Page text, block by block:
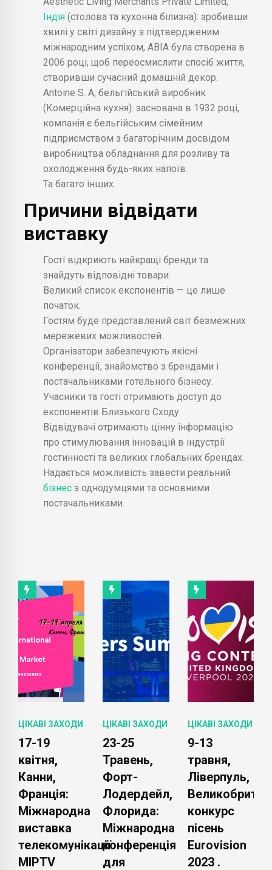
Індія (столова та кухонна білизна): зробивши
хвилі у світі дизайну з підтвердженим
міжнародним успіхом, ABIA була створена в
2006 році, щоб переосмислити спосіб життя,
створивши сучасний домашній декор.
Antoine S. A, бельгійський виробник
(Комерційна кухня): заснована в 1932 році,
компанія є бельгійським сімейним
підприємством з багаторічним досвідом
виробництва обладнання для розливу та
охолодження будь-яких напоїв.
Та багато інших.
Причини відвідати
виставку
Гості відкриють найкращі бренди та
знайдуть відповідні товари.
Великий список експонентів — це лише
початок.
Гостям буде представлений світ безмежних
мережевих можливостей.
Організатори забезпечують якісні
конференції, знайомство з брендами і
постачальниками готельного бізнесу.
Учасники та гості отримають доступ до
експонентів Близького Сходу
Відвідувачі отримають цінну інформацію
про стимулювання інновацій в індустрії
гостинності та великих глобальних брендах.
Надається можливість завести реальний
бізнес з однодумцями та основними
постачальниками.
ЦІКАВІ ЗАХОДИ
23-25
Травень,
Форт-
Лодердейл,
Флорида:
Міжнародна
конференція
для
ЦІКАВІ ЗАХОДИ
9-13
травня,
Ліверпуль,
Великобританія:
конкурс
пісень
Eurovision
2023 .
ЦІКАВІ ЗАХОДИ
10
найбільших
спортивних
подій 2023
року, які не
можна
пропустити